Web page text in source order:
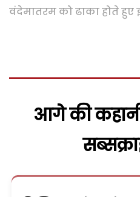
वंदेमातरम को ढाका होते
आगे की